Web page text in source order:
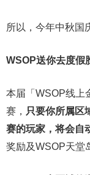
所以，今年中秋国
WSOP送你去度
本届「WSOP线上
赛， 只要你所属区
赛的玩家，将会自
奖励及WSOP天堂